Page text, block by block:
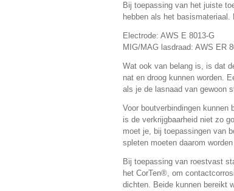
Bij toepassing van het juiste
hebben als het
Electrode: AWS E 8013-G
MIG/MAG lasdraad: AWS ER
Wat ook van belang is, is dat
nat en droog kunnen worden.
als je de lasnaad van gewoon
Voor boutverbindingen kunnen
is de verkrijgbaarheid niet zo
moet je, bij toepassingen van
spleten moeten daarom
Bij toepassing van roestvast
het CorTen®, om
dichten. Beide kunnen bereikt